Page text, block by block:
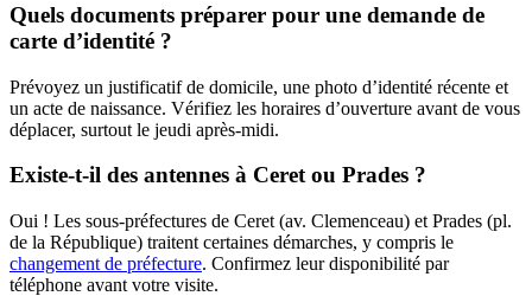
Quels documents préparer pour une demande de
carte d’identité ?
Prévoyez un justificatif de domicile, une photo d’identité récente et
un acte de naissance. Vérifiez les horaires d’ouverture avant de vous
déplacer, surtout le jeudi après-midi.
Existe-t-il des antennes à Ceret ou Prades ?
Oui ! Les sous-préfectures de Ceret (av. Clemenceau) et Prades (pl.
de la République) traitent certaines démarches, y compris le
changement de préfecture. Confirmez leur disponibilité par
téléphone avant votre visite.